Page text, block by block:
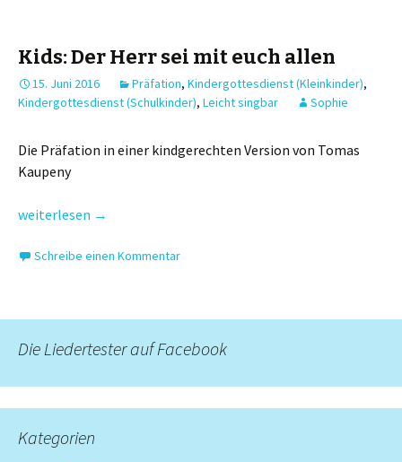
Kids: Der Herr sei mit euch allen
15. Juni 2016 Präfation, Kindergottesdienst (Kleinkinder),
Kindergottesdienst (Schulkinder), Leicht singbar Sophie
Die Präfation in einer kindgerechten Version von Tomas
Kaupeny
Kids: Der Herr sei mit euch allen
weiterlesen →
Schreibe einen Kommentar
Die Liedertester auf Facebook
Kategorien